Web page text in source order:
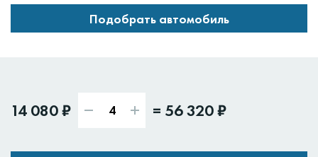
Подобрать автомобиль
14 080 ₽ = 56 320 ₽